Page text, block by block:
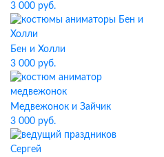
3 000 руб.
Бен и Холли
3 000 руб.
Медвежонок и Зайчик
3 000 руб.